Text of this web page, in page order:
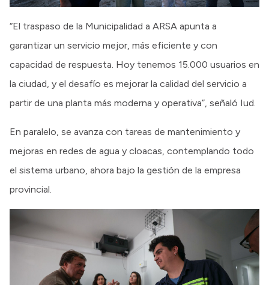
“El traspaso de la Municipalidad a ARSA apunta a
garantizar un servicio mejor, más eficiente y con
capacidad de respuesta. Hoy tenemos 15.000 usuarios en
la ciudad, y el desafío es mejorar la calidad del servicio a
partir de una planta más moderna y operativa”, señaló Iud.
En paralelo, se avanza con tareas de mantenimiento y
mejoras en redes de agua y cloacas, contemplando todo
el sistema urbano, ahora bajo la gestión de la empresa
provincial.